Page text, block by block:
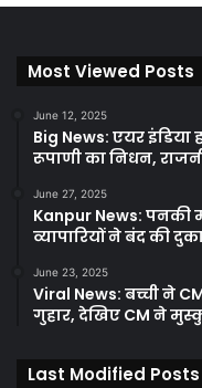
Most Viewed Posts
June 12, 2025
Big News: एयर
रूपाणी का निधन,
June 27, 2025
Kanpur News: पनकी
व्यापारियों ने बंद की
June 23, 2025
Viral News: बच्ची ने
गुहार, देखिए CM ने
Last Modified Posts